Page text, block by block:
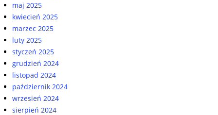
maj 2025
kwiecień 2025
marzec 2025
luty 2025
styczeń 2025
grudzień 2024
listopad 2024
październik 2024
wrzesień 2024
sierpień 2024